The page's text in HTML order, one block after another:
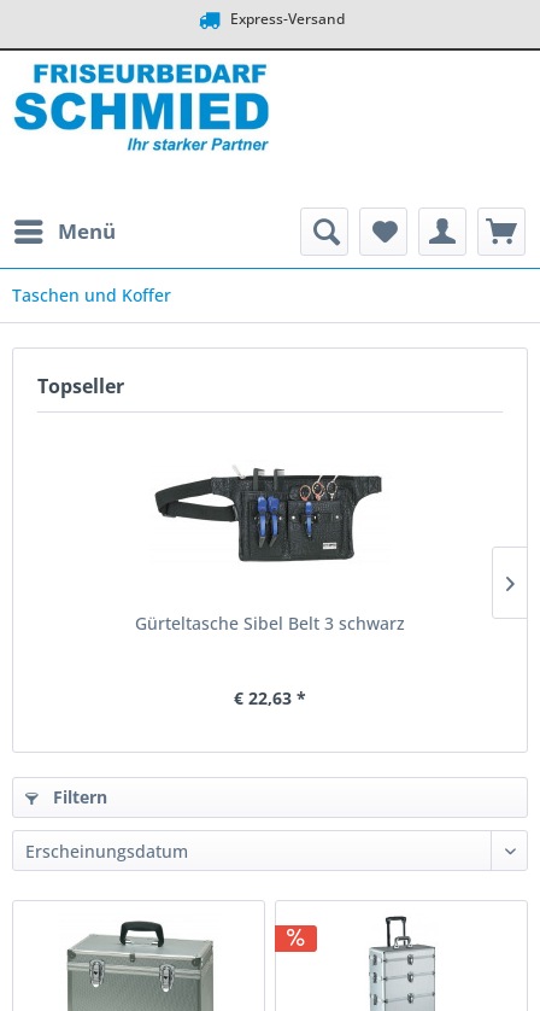
Express-Versand
Menü
Taschen und Koffer
Topseller
Gürteltasche Sibel Belt 3 schwarz
€ 22,63 *
Filtern